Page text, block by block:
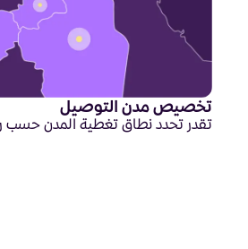
تخصيص مدن التوصيل
تقدر تحدد نطاق تغطية المدن حسب